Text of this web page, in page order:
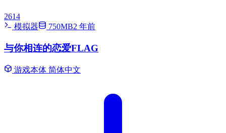
2614
模拟器
750MB2 年前
与你相连的恋爱FLAG
游戏本体 简体中文